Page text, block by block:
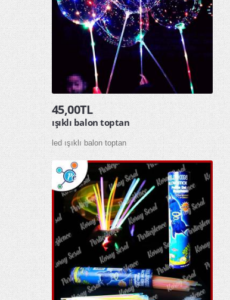
45,00TL
ışıklı balon toptan
led ışıklı balon toptan